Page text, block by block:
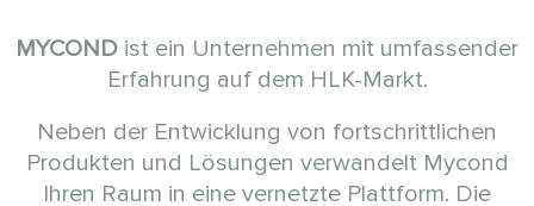
MYCOND ist ein Unternehmen mit umfassender
Erfahrung auf dem HLK-Markt.
Neben der Entwicklung von fortschrittlichen
Produkten und Lösungen verwandelt Mycond
Ihren Raum in eine vernetzte Plattform. Die